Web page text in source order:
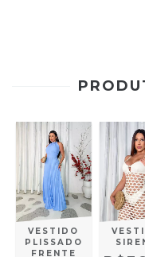
VESTIDO
PLISSADO
FRENTE